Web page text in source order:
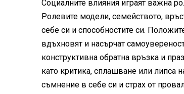
Социалните влияния играят важна
Ролевите модели, семейството,
себе си и способностите си.
вдъхновят и насърчат
конструктивна обратна връзка и
като критика, сплашване или липса
съмнение в себе си и страх от